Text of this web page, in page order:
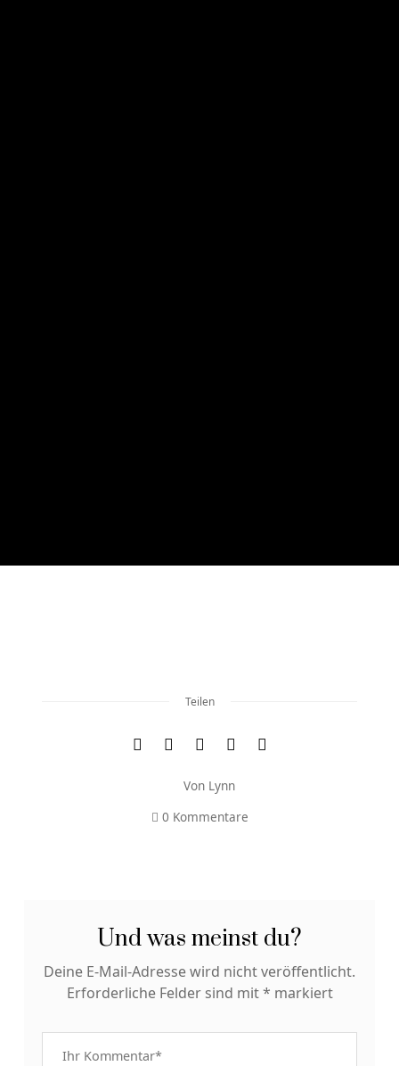
Teilen
Von Lynn
0 Kommentare
Und was meinst du?
Deine E-Mail-Adresse wird nicht veröffentlicht.
Erforderliche Felder sind mit* markiert